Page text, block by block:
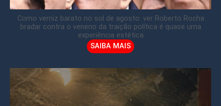
Como verniz barato no sol de agosto: ver Roberto Rocha
bradar contra o veneno da traição política é quase uma
experiência estética
SAIBA MAIS